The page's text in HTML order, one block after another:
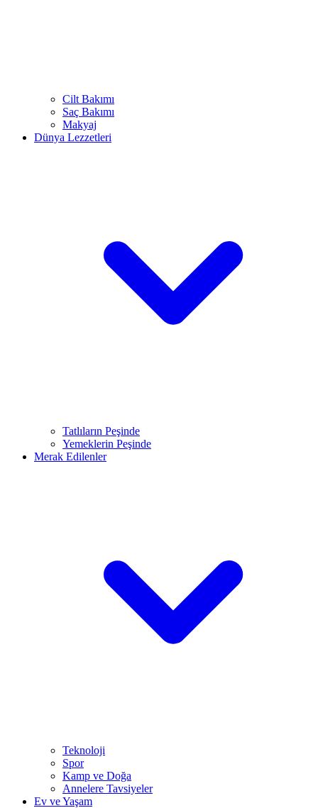
Cilt Bakımı
Saç Bakımı
Makyaj
Dünya Lezzetleri
Tatlıların Peşinde
Yemeklerin Peşinde
Merak Edilenler
Teknoloji
Spor
Kamp ve Doğa
Annelere Tavsiyeler
Ev ve Yaşam